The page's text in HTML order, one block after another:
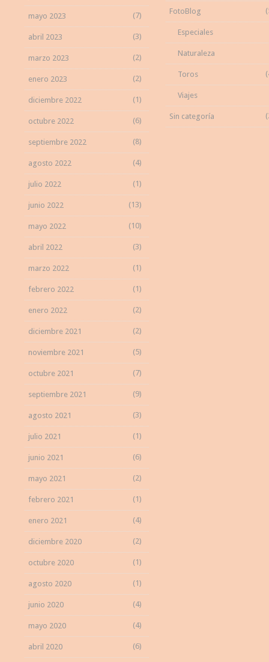
mayo 2023 (7)
abril 2023 (3)
marzo 2023 (2)
enero 2023 (2)
diciembre 2022 (1)
octubre 2022 (6)
septiembre 2022 (8)
agosto 2022 (4)
julio 2022 (1)
junio 2022 (13)
mayo 2022 (10)
abril 2022 (3)
marzo 2022 (1)
febrero 2022 (1)
enero 2022 (2)
diciembre 2021 (2)
noviembre 2021 (5)
octubre 2021 (7)
septiembre 2021 (9)
agosto 2021 (3)
julio 2021 (1)
junio 2021 (6)
mayo 2021 (2)
febrero 2021 (1)
enero 2021 (4)
diciembre 2020 (2)
octubre 2020 (1)
agosto 2020 (1)
junio 2020 (4)
mayo 2020 (4)
abril 2020 (6)
FotoBlog
Especiales
Naturaleza
Toros
Viajes
Sin categoría